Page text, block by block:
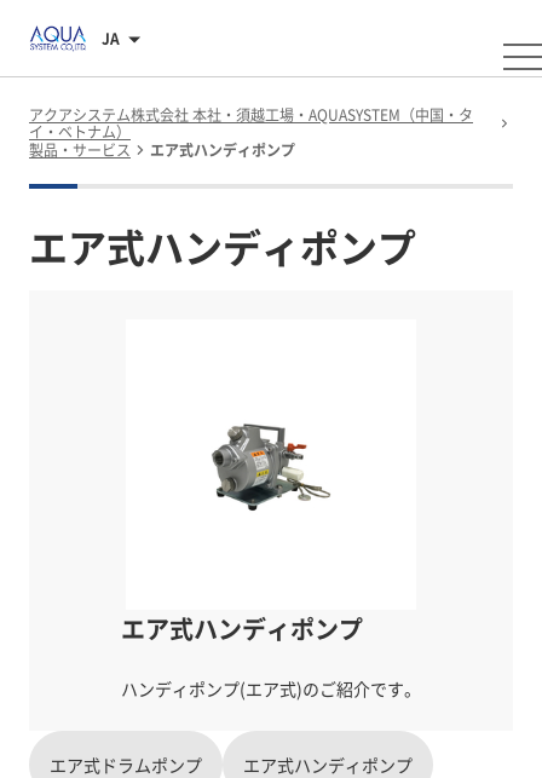
JA
アクアシステム株式会社 本社・須越工場・AQUASYSTEM（中国・タ
イ・ベトナム）
製品・サービス
エア式ハンディポンプ
エア式ハンディポンプ
エア式ハンディポンプ
エア式ドラムポンプ エア式ハンディポンプ